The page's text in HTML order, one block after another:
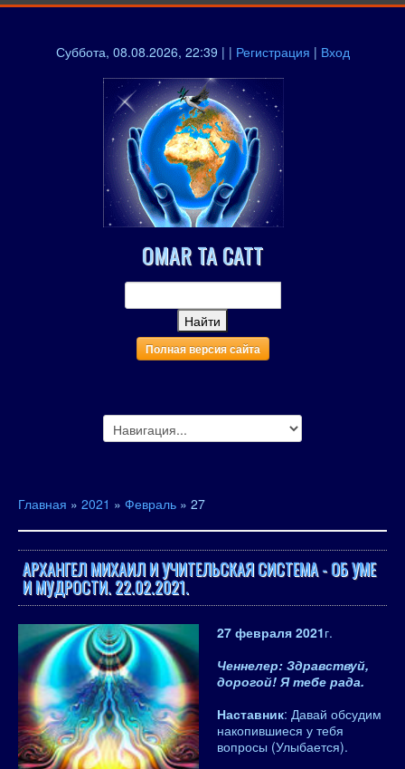
Суббота, 08.08.2026, 22:39 | | Регистрация | Вход
OMAR TA CATT
Полная версия сайта
Главная » 2021 » Февраль » 27
АРХАНГЕЛ МИХАИЛ И УЧИТЕЛЬСКАЯ СИСТЕМА - ОБ УМЕ
И МУДРОСТИ. 22.02.2021.
27 февраля 2021г.
Ченнелер: Здравствуй,
дорогой! Я тебе рада.
Наставник: Давай обсудим
накопившиеся у тебя
вопросы (Улыбается).